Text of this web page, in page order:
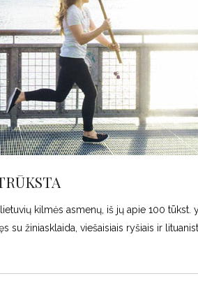
kilmės asmenų, iš jų apie 100 tūkst.
su žiniasklaida, viešaisiais ryšiais ir